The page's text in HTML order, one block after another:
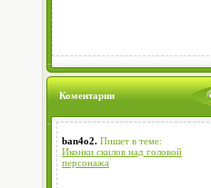
Коментарии
ban4o2. Пишет в теме:
Иконки скилов над головой
персонажа